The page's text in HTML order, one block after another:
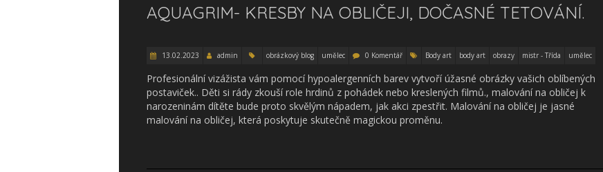
AQUAGRIM- KRESBY NA OBLIČEJI, DOČASNÉ TETOVÁNÍ.
13.02.2023 admin obrázkový blog umělec 0 Komentář Body art body art obrazy mistr - Třída umělec
Profesionální vizážista vám pomocí hypoalergenních barev vytvoří úžasné obrázky vašich oblíbených
postaviček.. Děti si rády zkouší role hrdinů z pohádek nebo kreslených filmů., malování na obličej k
narozeninám dítěte bude proto skvělým nápadem, jak akci zpestřit. Malování na obličej je jasné
malování na obličej, která poskytuje skutečně magickou proměnu.